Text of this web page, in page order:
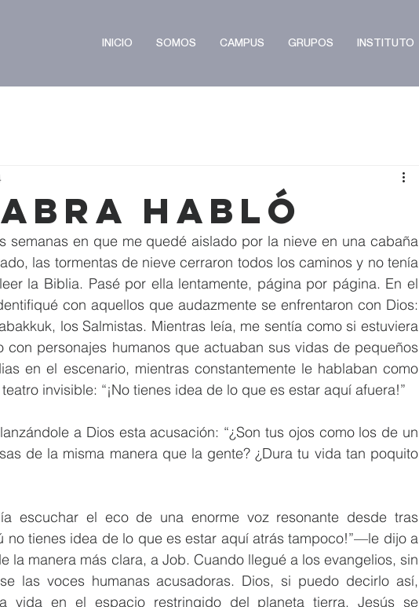
INICIO SOMOS CAMPUS GRUPOS INSTITUTO
Habló
semanas en que me quedé aislado por la nieve en una cabaña
las tormentas de nieve cerraron todos los caminos y no tenía
la Biblia. Pasé por ella lentamente, página por página. En el
con aquellos que audazmente se enfrentaron con Dios:
los Salmistas. Mientras leía, me sentía como si estuviera
con personajes humanos que actuaban sus vidas de pequeños
en el escenario, mientras constantemente le hablaban como
invisible: “¡No tienes idea de lo que es estar aquí afuera!”
a Dios esta acusación: “¿Son tus ojos como los de un
de la misma manera que la gente? ¿Dura tu vida tan poquito
escuchar el eco de una enorme voz resonante desde tras
no tienes idea de lo que es estar aquí atrás tampoco!”—le dijo a
la manera más clara, a Job. Cuando llegué a los evangelios, sin
las voces humanas acusadoras. Dios, si puedo decirlo así,
vida en el espacio restringido del planeta tierra. Jesús se